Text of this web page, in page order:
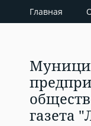
Главная
газета